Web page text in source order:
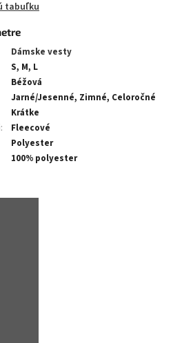
tabuľku
Dámske vesty
S, M, L
Béžová
Jarné/Jesenné, Zimné, Celoročné
Krátke
:
Fleecové
Polyester
100% polyester